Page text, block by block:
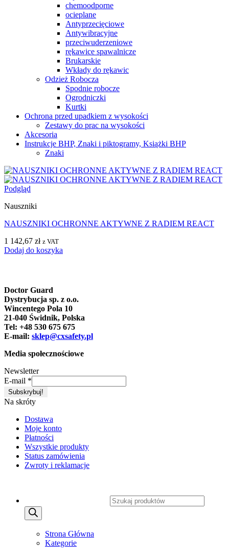
chemoodporne
ocieplane
Antyprzecięciowe
Antywibracyjne
przeciwuderzeniowe
rękawice spawalnicze
Brukarskie
Wkłady do rękawic
Odzież Robocza
Spodnie robocze
Ogrodniczki
Kurtki
Ochrona przed upadkiem z wysokości
Zestawy do prac na wysokości
Akcesoria
Instrukcje BHP, Znaki i piktogramy, Książki BHP
Znaki
Podgląd
Nauszniki
NAUSZNIKI OCHRONNE AKTYWNE Z RADIEM REACT
1 142,67 zł z VAT
Dodaj do koszyka
Doctor Guard
Dystrybucja sp. z o.o.
Wincentego Pola 10
21-040 Świdnik, Polska
Tel: +48 530 675 675
E-mail: sklep@cxsafety.pl
Media społecznościowe
Newsletter
E-mail *
Na skróty
Dostawa
Moje konto
Płatności
Wszystkie produkty
Status zamówienia
Zwroty i reklamacje
Strona Główna
Kategorie